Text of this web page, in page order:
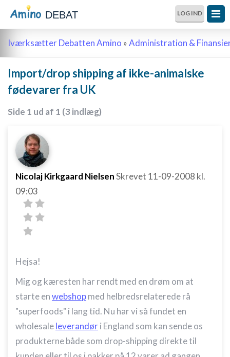
DEBAT LOG IND
Iværksætter Debatten Amino »Administration &
Import/drop shipping af ikke-animalske
fødevarer fra UK
Side 1 ud af 1 (3 indlæg)
Nicolaj Kirkgaard NielsenSkrevet 11-09-2008 kl.
09:03
Hejsa!
Mig og kæresten har rendt med en drøm om at
starte enwebshopmed helbredsrelaterede rå
"superfoods" i lang tid. Nu har vi så fundet en
wholesaleleverandøri England som kan sende os
produkterne både som drop-shipping direkte til